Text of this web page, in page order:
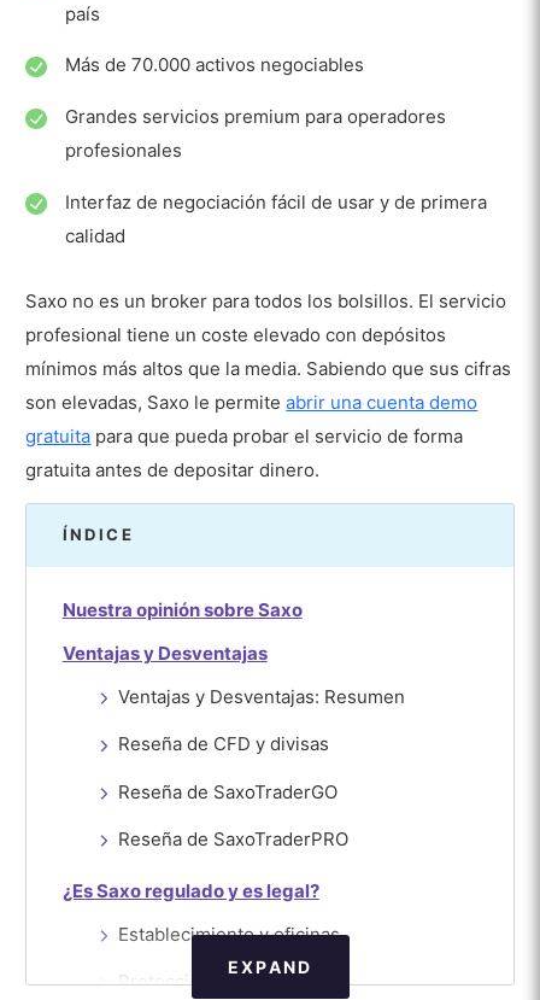
país
Más de 70.000 activos negociables
Grandes servicios premium para operadores
profesionales
Interfaz de negociación fácil de usar y de primera
calidad
Saxo no es un broker para todos los bolsillos. El servicio
profesional tiene un coste elevado con depósitos
mínimos más altos que la media. Sabiendo que sus cifras
son elevadas, Saxo le permiteabrir una cuenta demo
gratuita para que pueda probar el servicio de forma
gratuita antes de depositar dinero.
ÍNDICE
Nuestra opinión sobre Saxo
Ventajas y Desventajas
Ventajas y Desventajas: Resumen
Reseña de CFD y divisas
Reseña de SaxoTraderGO
Reseña de SaxoTraderPRO
¿Es Saxo regulado y es legal?
Establecimiento y oficinas
Protección del dinero
EXPAND